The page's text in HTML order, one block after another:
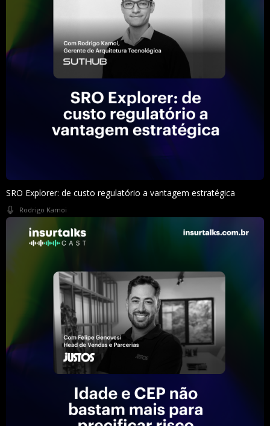
SRO Explorer: de custo regulatório a vantagem estratégica
Rodrigo Kamoi